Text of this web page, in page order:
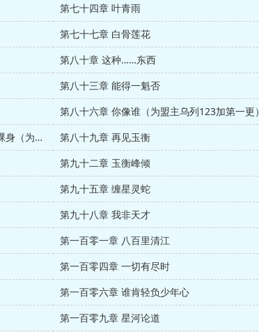
第七十四章 叶青雨
第七十七章 白骨莲花
第八十章 这种……东西
第八十三章 能得一魁否
第八十六章 你像谁（为盟主乌列123加第一更）
第八十八章 第一次见面，就见过你的裸身（为盟主乌列123加第三更）
第八十九章 再见玉衡
第九十二章 玉衡峰倾
第九十五章 缠星灵蛇
第九十八章 我非天才
第一百零一章 八百里清江
第一百零四章 一切有尽时
第一百零六章 谁肯轻负少年心
第一百零九章 星河论道